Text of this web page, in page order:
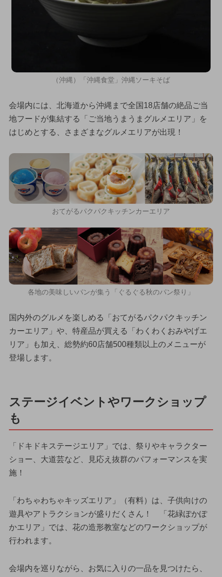
（沖縄）「沖縄食堂」沖縄ソーキそば
会場内には、北海道から沖縄まで全国18店舗の絶品ご当
地フードが集結する「ご当地うまうまグルメエリア」を
はじめとする、さまざまなグルメエリアが出現！
おてがるパクパクキッチンカーエリア
各地の美味しいパンが集う「ぐるぐる秋のパン祭り」
国内外のグルメを楽しめる「おてがるパクパクキッチン
カーエリア」や、特産品が買える「わくわくおみやげエ
リア」も加え、総勢約60店舗500種類以上のメニューが
登場します。
ステージイベントやワークショップ
も
「ドキドキステージエリア」では、祭りやキャラクター
ショー、大道芸など、見応え抜群のパフォーマンスを実
施！
「わちゃわちゃキッズエリア」（有料）は、子供向けの
遊具やアトラクションが盛りだくさん！ 「花緑ぽかぽ
かエリア」では、花の造形教室などのワークショップが
行われます。
会場内を巡りながら、お気に入りの一品を見つけたら、